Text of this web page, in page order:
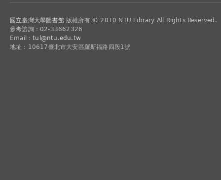
國立臺灣大學圖書館版權所有 © 2010 NTU Library All Rights Reserved.
參考諮詢：02-33662326
Email：tul@ntu.edu.tw
地址：10617臺北市大安區羅斯福路四段1號